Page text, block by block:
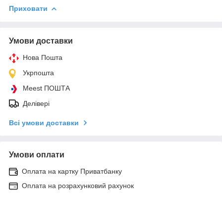
Приховати
Умови доставки
Нова Пошта
Укрпошта
Meest ПОШТА
Делівері
Всі умови доставки
Умови оплати
Оплата на картку Приватбанку
Оплата на розрахунковий рахунок